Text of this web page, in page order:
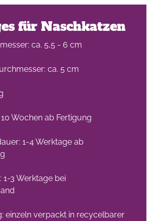
für Naschkatzen
ca. 5,5 - 6 cm
ca. 5 cm
Wochen ab Fertigung
1-4 Werktage ab
1-3 Werktage bei
einzeln verpackt in recycelbarer